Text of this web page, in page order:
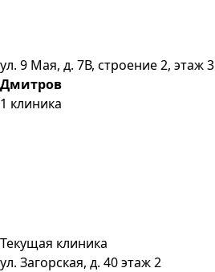
ул. 9 Мая, д. 7В, строение 2, этаж 3
Дмитров
1 клиника
Текущая клиника
ул. Загорская, д. 40 этаж 2